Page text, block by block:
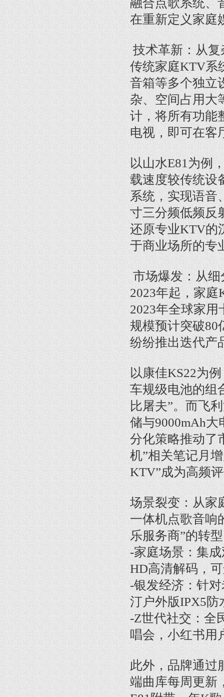
融合点歌系统、
在重新定义家庭
技术革新：从复
传统家庭KTV系
音箱等多个独立
杂、空间占用大
计，将所有功能
电视，即可在客
以山水E81为例
载速度较传统设
系统，实现语音
寸三分频低频反
还原专业KTV的
于商业场所的专
市场爆发：从
2023年起，家
2023年全球家用
规模预计突破80
纷纷推出迭代产
以康佳KS22为
车规级电池的组
比屠夫”。而飞
储与9000mAh
分化策略推动了
机”相关笔记月
KTV”成为高频
场景裂变：从家
一体机点歌音响
乐服务商”的转
-家庭场景：集
HD高清解码，
-银发经济：针
汀户外版IPX5防
-Z世代社交：全
唱会，小红书用
此外，品牌通过
端曲库每周更新